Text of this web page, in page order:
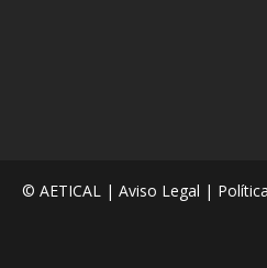
© AETICAL | Aviso Legal |